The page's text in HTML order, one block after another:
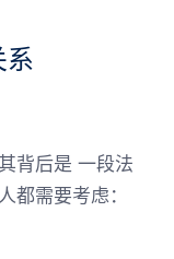
系
背后是 一段法
都需要考虑：